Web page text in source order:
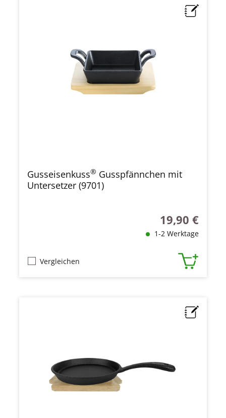
Gusseisenkuss® Gusspfännchen mit
Untersetzer (9701)
Regulärer Preis:
19,90 €
1-2 Werktage
Vergleichen